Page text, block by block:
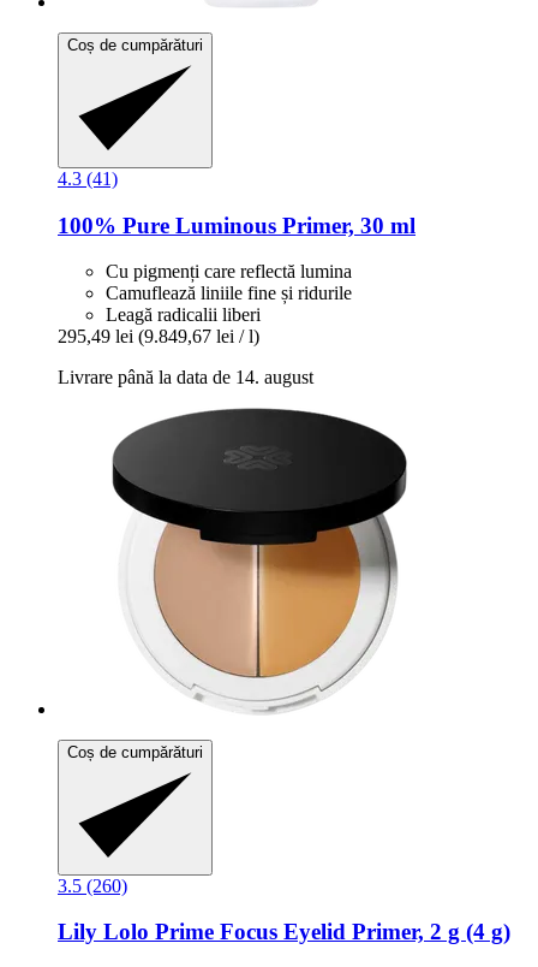
Coș de cumpărături
4.3 (41)
100% Pure Luminous Primer, 30 ml
Cu pigmenți care reflectă lumina
Camuflează liniile fine și ridurile
Leagă radicalii liberi
295,49 lei (9.849,67 lei / l)
Livrare până la data de 14. august
Coș de cumpărături
3.5 (260)
Lily Lolo Prime Focus Eyelid Primer, 2 g (4 g)